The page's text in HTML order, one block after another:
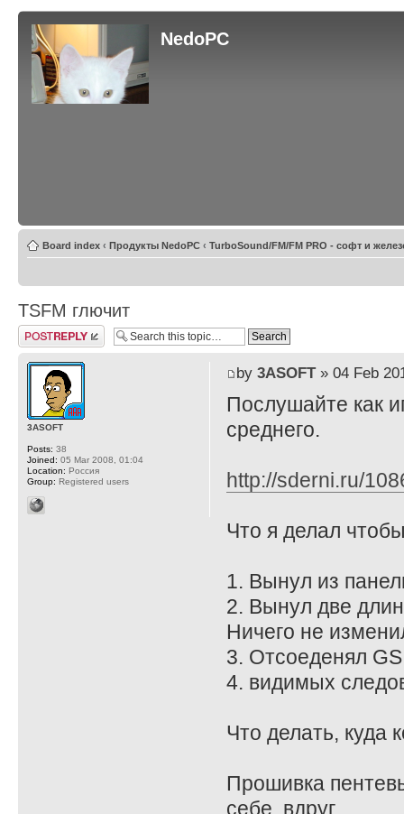
NedoPC
Board index ‹ Продукты NedoPC ‹ TurboSound/FM/FM PRO - софт и
TSFM глючит
Post a reply
by 3ASOFT» 04 Feb
Послушайте как
среднего.
http://sderni.ru/
Что я делал
1. Вынул из
2. Вынул две
Ничего не
3. Отсоеденял
4. видимых
Что делать, куда
Прошивка
себе, вдруг.
3ASOFT
Posts: 38
Joined: 05 Mar 2008, 01:04
Location: Россия
Group: Registered users